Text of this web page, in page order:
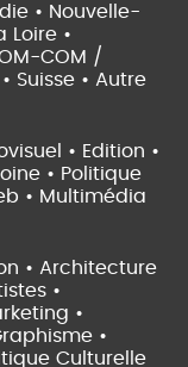
• Nouvelle-
Loire •
COM /
Suisse • Autre
• Edition •
• Politique
• Multimédia
• Architecture
•
•
•
Culturelle